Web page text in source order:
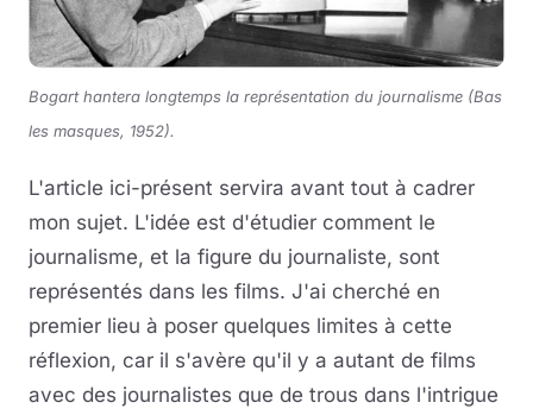
Bogart hantera longtemps la représentation du journalisme (Bas
les masques, 1952).
L'article ici-présent servira avant tout à cadrer
mon sujet. L'idée est d'étudier comment le
journalisme, et la figure du journaliste, sont
représentés dans les films. J'ai cherché en
premier lieu à poser quelques limites à cette
réflexion, car il s'avère qu'il y a autant de films
avec des journalistes que de trous dans l'intrigue